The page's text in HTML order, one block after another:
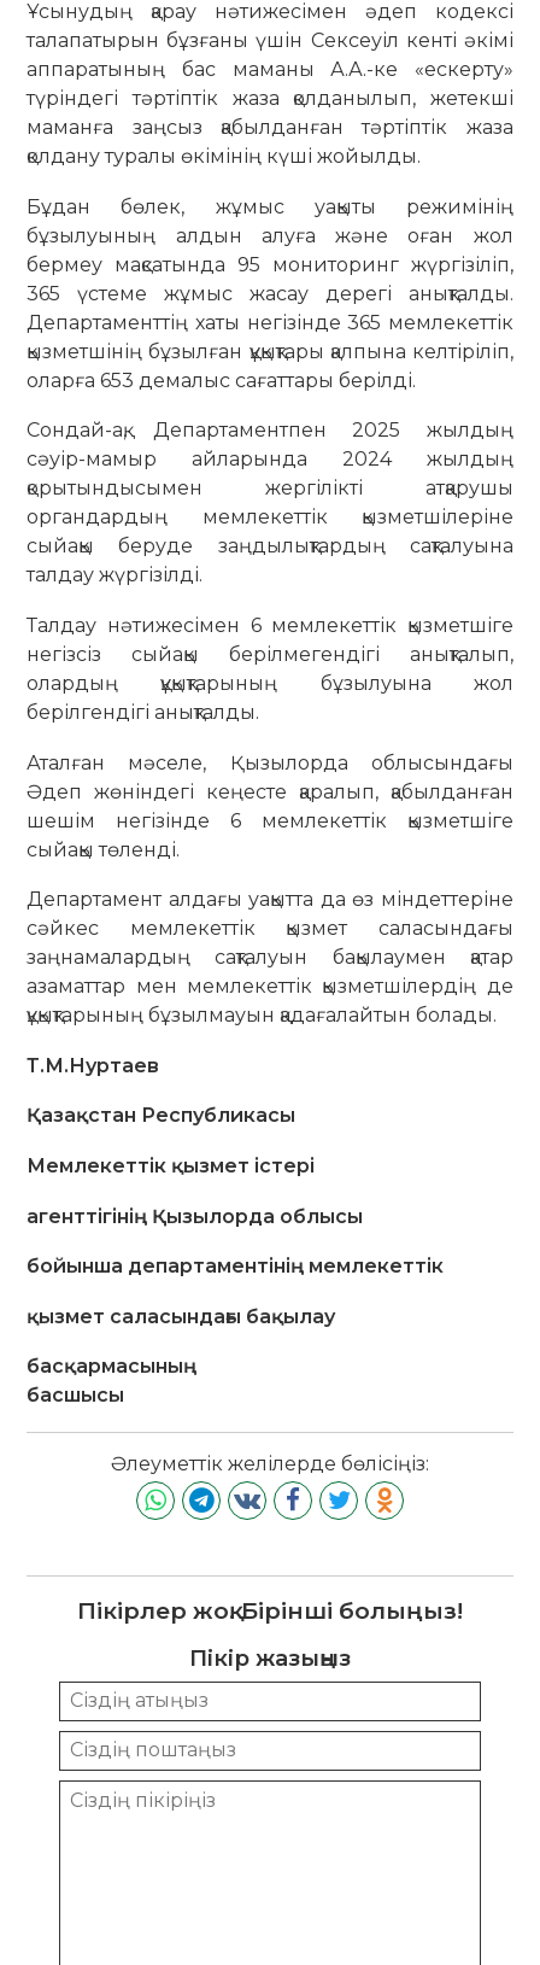
Ұсынудың қарау нәтижесімен әдеп кодексі
талапатырын бұзғаны үшін Сексеуіл кенті әкімі
аппаратының бас маманы А.А.-ке «ескерту»
түріндегі тәртіптік жаза қолданылып, жетекші
маманға заңсыз қабылданған тәртіптік жаза
қолдану туралы өкімінің күші жойылды.
Бұдан бөлек, жұмыс уақыты режимінің
бұзылуының алдын алуға және оған жол
бермеу мақсатында 95 мониторинг жүргізіліп,
365 үстеме жұмыс жасау дерегі анықталды.
Департаменттің хаты негізінде 365 мемлекеттік
қызметшінің бұзылған құқықтары қалпына келтіріліп,
оларға 653 демалыс сағаттары берілді.
Сондай-ақ, Департаментпен 2025 жылдың
сәуір-мамыр айларында 2024 жылдың
қорытындысымен жергілікті атқарушы
органдардың мемлекеттік қызметшілеріне
сыйақы беруде заңдылықтардың сақталуына
талдау жүргізілді.
Талдау нәтижесімен 6 мемлекеттік қызметшіге
негізсіз сыйақы берілмегендігі анықталып,
олардың құқықтарының бұзылуына жол
берілгендігі анықталды.
Аталған мәселе, Қызылорда облысындағы
Әдеп жөніндегі кеңесте қаралып, қабылданған
шешім негізінде 6 мемлекеттік қызметшіге
сыйақы төленді.
Департамент алдағы уақытта да өз міндеттеріне
сәйкес мемлекеттік қызмет саласындағы
заңнамалардың сақталуын бақылаумен қатар
азаматтар мен мемлекеттік қызметшілердің де
құқықтарының бұзылмауын қадағалайтын болады.
Т.М.Нуртаев
Қазақстан Республикасы
Мемлекеттік қызмет істері
агенттігінің Қызылорда облысы
бойынша департаментінің мемлекеттік
қызмет саласындағы бақылау
басқармасының
басшысы
Әлеуметтік желілерде бөлісіңіз:
Пікірлер жоқ. Бірінші болыңыз!
Пікір жазыңыз